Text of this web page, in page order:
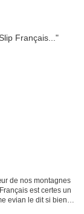
de nos montagnes
est certes un
evian le dit si bien :